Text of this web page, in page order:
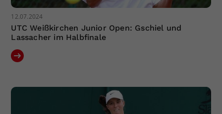
12.07.2024
UTC Weißkirchen Junior Open: Gschiel und
Lassacher im Halbfinale